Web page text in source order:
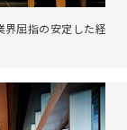
界屈指の安定した経